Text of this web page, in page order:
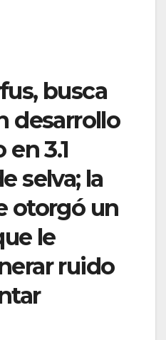
busca
desarrollo
3.1
selva; la
otorgó un
le
ruido